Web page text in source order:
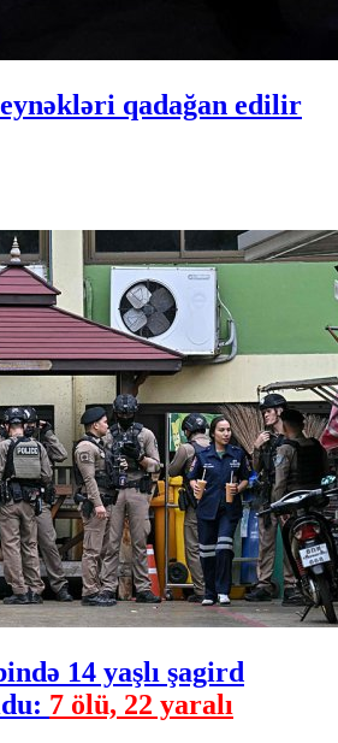
eynəkləri qadağan edilir
14 yaşlı şagird
7 ölü, 22 yaralı